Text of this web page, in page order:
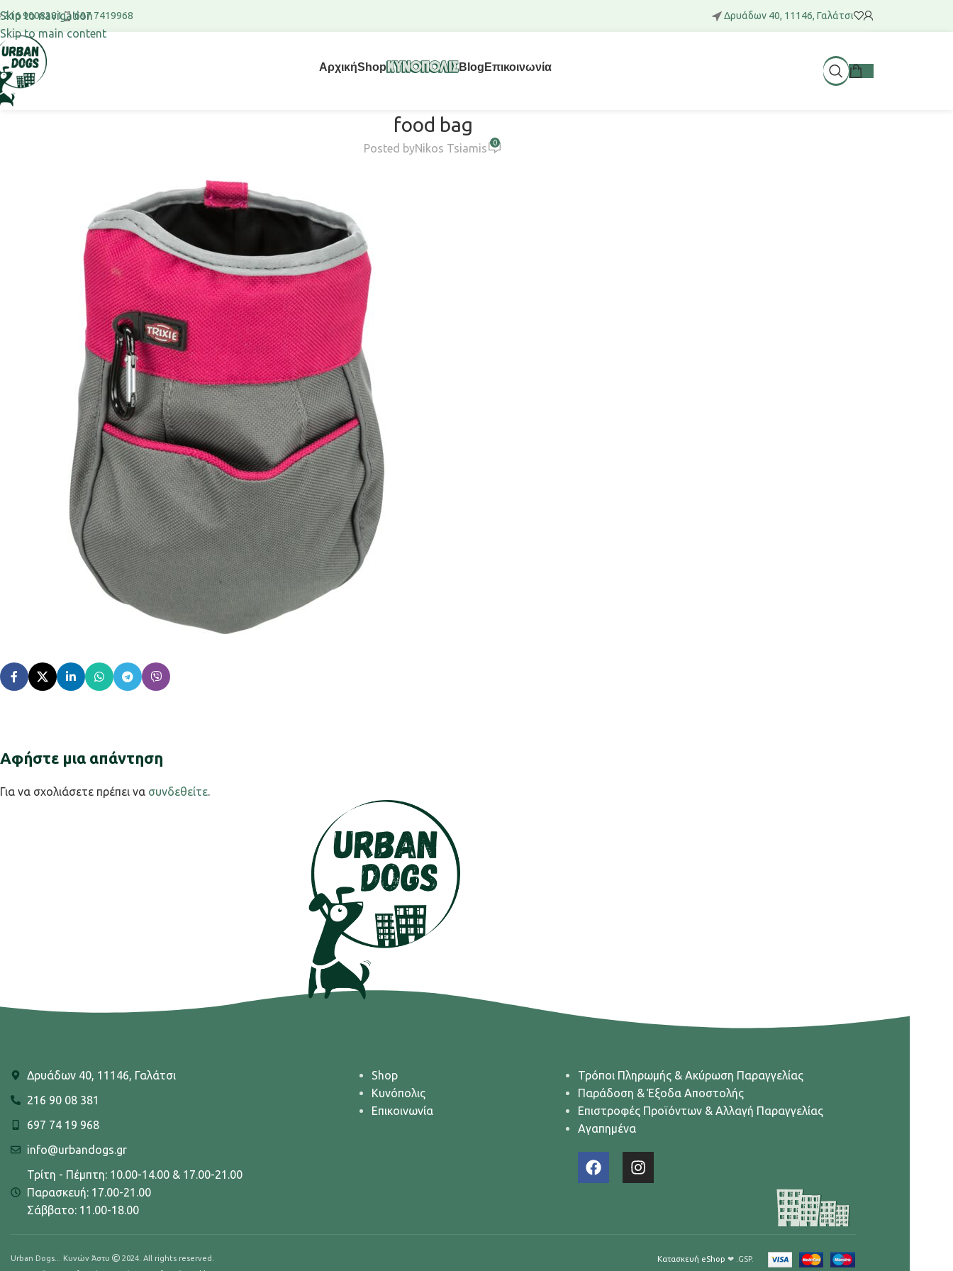
Skip to navigation
Skip to main content
216 9008381 697 7419968 Δρυάδων 40, 11146, Γαλάτσι
ΑρχικήShop Blog Επικοινωνία
food bag
Posted byNikos Tsiamis 0
Αφήστε μια απάντηση
Για να σχολιάσετε πρέπει να συνδεθείτε.
Δρυάδων 40, 11146, Γαλάτσι
216 90 08 381
697 74 19 968
info@urbandogs.gr
Τρίτη - Πέμπτη: 10.00-14.00 & 17.00-21.00
Παρασκευή: 17.00-21.00
Σάββατο: 11.00-18.00
Shop
Κυνόπολις
Επικοινωνία
Τρόποι Πληρωμής & Ακύρωση Παραγγελίας
Παράδοση & Έξοδα Αποστολής
Επιστροφές Προϊόντων & Αλλαγή Παραγγελίας
Αγαπημένα
Urban Dogs... Κυνών Άστυ
2024. All rights reserved.
Κατασκευή eShop ❤ .GSP.